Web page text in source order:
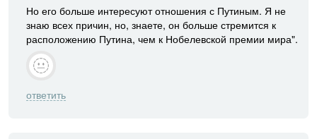
Но его больше интересуют отношения с Путиным. Я не
знаю всех причин, но, знаете, он больше стремится к
расположению Путина, чем к Нобелевской премии мира".
ответить